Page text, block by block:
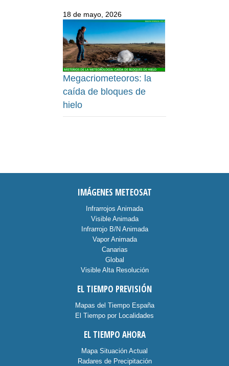
18 de mayo, 2026
Megacriometeoros: la
caída de bloques de
hielo
IMÁGENES METEOSAT
Infrarrojos Animada
Visible Animada
Infrarrojo B/N Animada
Vapor Animada
Canarias
Global
Visible Alta Resolución
EL TIEMPO PREVISIÓN
Mapas del Tiempo España
El Tiempo por Localidades
EL TIEMPO AHORA
Mapa Situación Actual
Radares de Precipitación